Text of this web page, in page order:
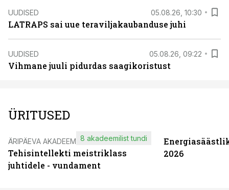
UUDISED 05.08.26, 10:30
LATRAPS sai uue teraviljakaubanduse juhi
UUDISED 05.08.26, 09:22
Vihmane juuli pidurdas saagikoristust
ÜRITUSED
ÄRIPÄEVA AKADEEMIA
Tehisintellekti meistriklass
juhtidele - vundament
8 akadeemilist tundi
2026